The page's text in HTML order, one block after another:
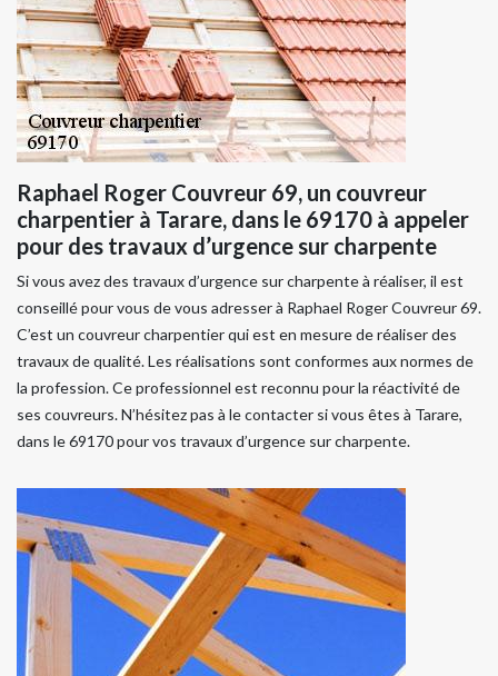
Raphael Roger Couvreur 69, un couvreur
charpentier à Tarare, dans le 69170 à appeler
pour des travaux d’urgence sur charpente
Si vous avez des travaux d’urgence sur charpente à réaliser, il est
conseillé pour vous de vous adresser à Raphael Roger Couvreur 69.
C’est un couvreur charpentier qui est en mesure de réaliser des
travaux de qualité. Les réalisations sont conformes aux normes de
la profession. Ce professionnel est reconnu pour la réactivité de
ses couvreurs. N’hésitez pas à le contacter si vous êtes à Tarare,
dans le 69170 pour vos travaux d’urgence sur charpente.